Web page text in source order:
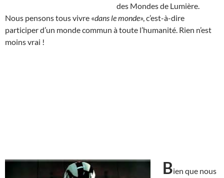
des Mondes de Lumière.
Nous pensons tous vivre «dans le monde», c’est-à-dire
participer d’un monde commun à toute l’humanité. Rien n’est
moins vrai !
Bien que nous